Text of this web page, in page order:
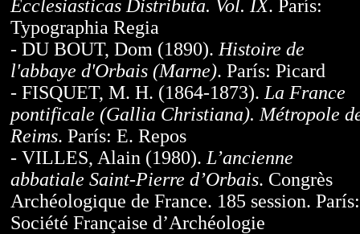
Ecclesiasticas Distributa. Vol. IX. París:
Typographia Regia
- DU BOUT, Dom (1890). Histoire de
l'abbaye d'Orbais (Marne). París: Picard
- FISQUET, M. H. (1864-1873). La France
pontificale (Gallia Christiana). Métropole
Reims. París: E. Repos
- VILLES, Alain (1980). L’ancienne
abbatiale Saint-Pierre d’Orbais. Congrès
Archéologique de France. 185 session. París:
Société Française d’Archéologie